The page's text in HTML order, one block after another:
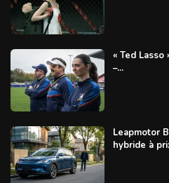
« Ted Lasso
–...
Leapmotor
hybride à